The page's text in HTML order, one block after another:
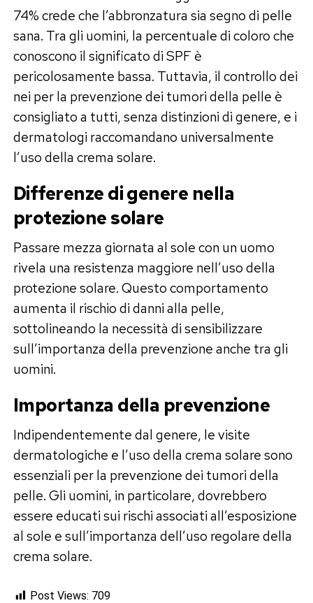
74% crede che l’abbronzatura sia segno di pelle
sana. Tra gli uomini, la percentuale di coloro che
conoscono il significato di SPF è
pericolosamente bassa. Tuttavia, il controllo dei
nei per la prevenzione dei tumori della pelle è
consigliato a tutti, senza distinzioni di genere, e i
dermatologi raccomandano universalmente
l’uso della crema solare.
Differenze di genere nella
protezione solare
Passare mezza giornata al sole con un uomo
rivela una resistenza maggiore nell’uso della
protezione solare. Questo comportamento
aumenta il rischio di danni alla pelle,
sottolineando la necessità di sensibilizzare
sull’importanza della prevenzione anche tra gli
uomini.
Importanza della prevenzione
Indipendentemente dal genere, le visite
dermatologiche e l’uso della crema solare sono
essenziali per la prevenzione dei tumori della
pelle. Gli uomini, in particolare, dovrebbero
essere educati sui rischi associati all’esposizione
al sole e sull’importanza dell’uso regolare della
crema solare.
Post Views: 709